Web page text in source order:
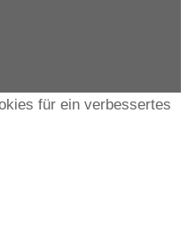
für ein verbessertes